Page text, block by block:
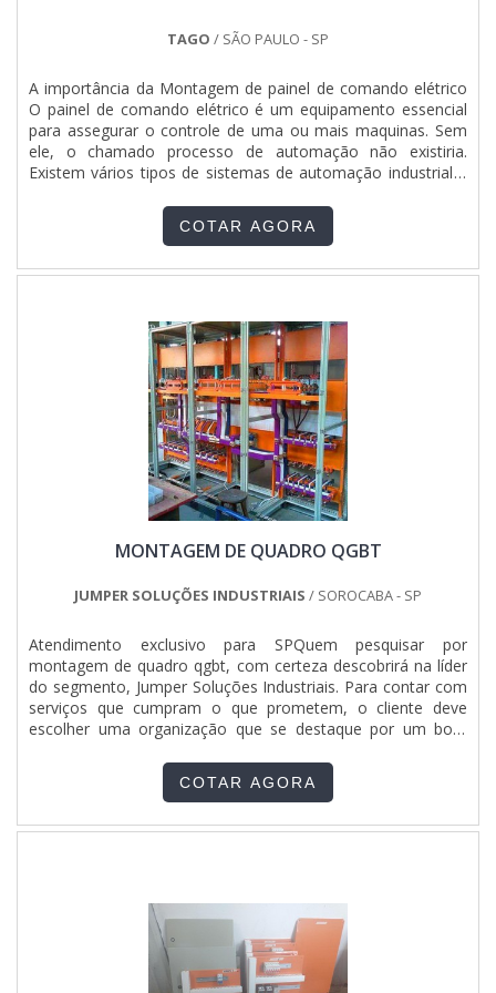
empresa com seus clientes.Tudo isso que já foi explorado é
empresa inovadora quando se explana o segmento de
engenharia. O foco é oferecer sempre a qualidade final para
fidelização do cliente com parcerias duradouras.A MELHOR
EMPRESA NO SEGMENTONa Pégaso Soluções Elétricas tem
a solução ideal para engenharia. Prezando pelo que há de
mais moderno, traz inovações e variedades em banco de
capacitores para correção de fator de potência e quadro
para sistema de incêndio com ótima qualidade e excelente
custo-benefício.Objetivam a satisfação dos clientes através
de um atendimento singular, por meio de profissionais
mercado por toda seriedade e qualidade o que garante a
melhor experiência de todos os clientes.
TAGO / SÃO PAULO - SP
A importância da Montagem de painel de comando elétrico
O painel de comando elétrico é um equipamento essencial
para assegurar o controle de uma ou mais maquinas. Sem
ele, o chamado processo de automação não existiria.
Existem vários tipos de sistemas de automação industrial a
mercado. O que é automação? A automação é o processo
de criar gerenciamento para processos dentro da industria,....
COTAR AGORA
MONTAGEM DE QUADRO QGBT
JUMPER SOLUÇÕES INDUSTRIAIS / SOROCABA - SP
Atendimento exclusivo para SPQuem pesquisar por
montagem de quadro qgbt, com certeza descobrirá na líder
do segmento, Jumper Soluções Industriais. Para contar com
serviços que cumpram o que prometem, o cliente deve
escolher uma organização que se destaque por um bom
o desejo é por montagem de quadro qgbt, com os
profissionais da Jumper Soluções Industriais o cliente obterá
10 anos de experiência no segmento.MAIS INFORMAÇÕES
realizadas as atividades e departamento técnico de
engenharia e projetos com capacidade para atender
diversos tipos de serviços, tudo para se certificar que se
tenha montagem de quadro qgbt com assertividade.Há
COTAR AGORA